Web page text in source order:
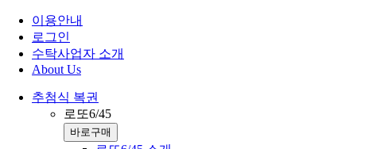
이용안내
로그인
수탁사업자 소개
About Us
추첨식 복권
로또6/45
바로구매